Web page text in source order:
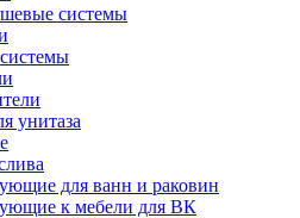
системы
унитаза
для ванн и раковин
к мебели для ВК